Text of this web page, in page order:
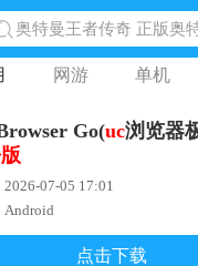
奥特曼王者传奇 正版奥
地铁跑酷体验服国际服
黎明觉醒生机腾讯正版
蛋仔派对下载 蛋仔派对
网游 单机
Go(uc浏览器
2026-07-05 17:01
Android
点击下载